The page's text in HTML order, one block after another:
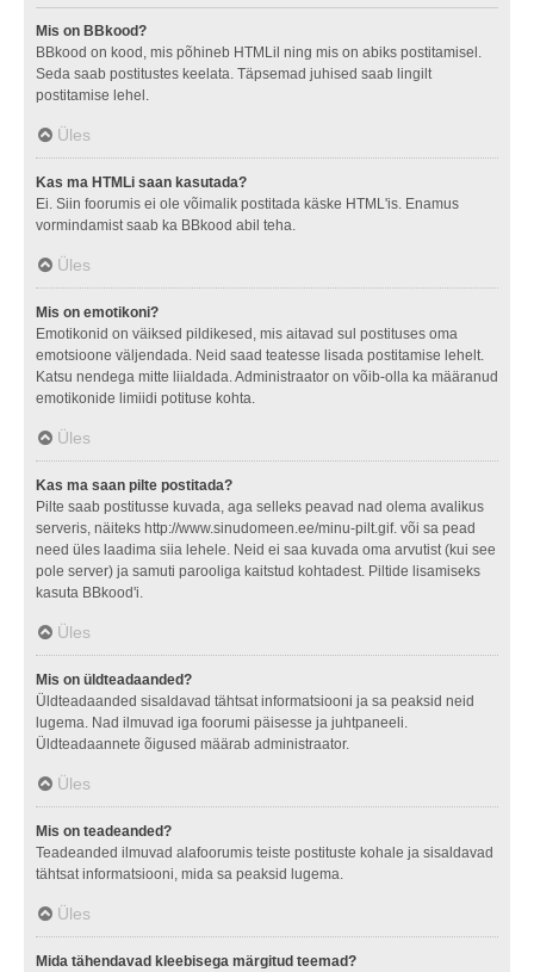
Mis on BBkood?
BBkood on kood, mis põhineb HTMLil ning mis on abiks postitamisel.
Seda saab postitustes keelata. Täpsemad juhised saab lingilt
postitamise lehel.
Üles
Kas ma HTMLi saan kasutada?
Ei. Siin foorumis ei ole võimalik postitada käske HTML'is. Enamus
vormindamist saab ka BBkood abil teha.
Üles
Mis on emotikoni?
Emotikonid on väiksed pildikesed, mis aitavad sul postituses oma
emotsioone väljendada. Neid saad teatesse lisada postitamise lehelt.
Katsu nendega mitte liialdada. Administraator on võib-olla ka määranud
emotikonide limiidi potituse kohta.
Üles
Kas ma saan pilte postitada?
Pilte saab postitusse kuvada, aga selleks peavad nad olema avalikus
serveris, näiteks http://www.sinudomeen.ee/minu-pilt.gif. või sa pead
need üles laadima siia lehele. Neid ei saa kuvada oma arvutist (kui see
pole server) ja samuti parooliga kaitstud kohtadest. Piltide lisamiseks
kasuta BBkood'i.
Üles
Mis on üldteadaanded?
Üldteadaanded sisaldavad tähtsat informatsiooni ja sa peaksid neid
lugema. Nad ilmuvad iga foorumi päisesse ja juhtpaneeli.
Üldteadaannete õigused määrab administraator.
Üles
Mis on teadeanded?
Teadeanded ilmuvad alafoorumis teiste postituste kohale ja sisaldavad
tähtsat informatsiooni, mida sa peaksid lugema.
Üles
Mida tähendavad kleebisega märgitud teemad?